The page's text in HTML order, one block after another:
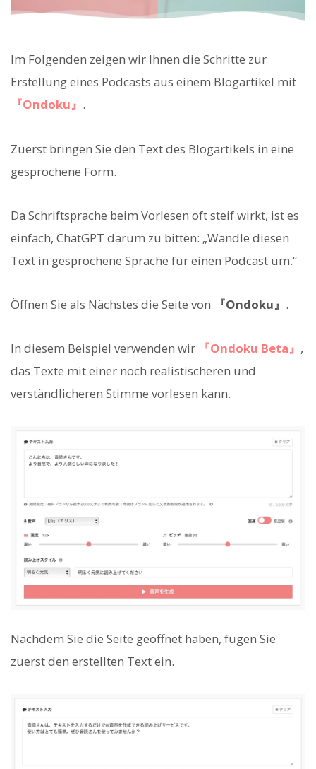
Im Folgenden zeigen wir Ihnen die Schritte zur
Erstellung eines Podcasts aus einem Blogartikel mit
『Ondoku』 .
Zuerst bringen Sie den Text des Blogartikels in eine
gesprochene Form.
Da Schriftsprache beim Vorlesen oft steif wirkt, ist es
einfach, ChatGPT darum zu bitten: „Wandle diesen
Text in gesprochene Sprache für einen Podcast um.“
Öffnen Sie als Nächstes die Seite von 『Ondoku』 .
In diesem Beispiel verwenden wir 『Ondoku Beta』 ,
das Texte mit einer noch realistischeren und
verständlicheren Stimme vorlesen kann.
Nachdem Sie die Seite geöffnet haben, fügen Sie
zuerst den erstellten Text ein.